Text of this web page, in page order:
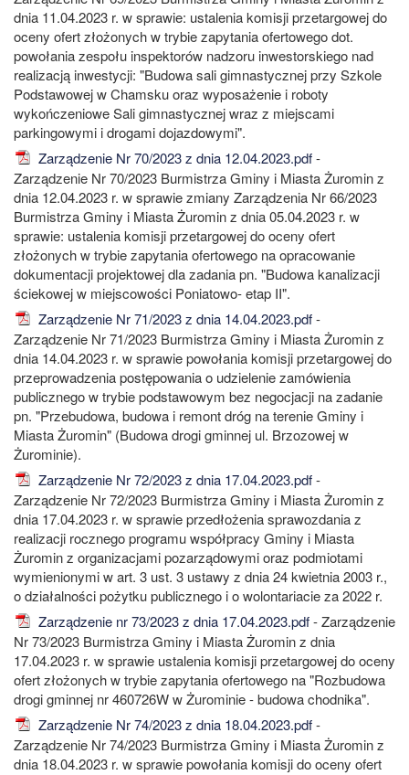
dnia 11.04.2023 r. w sprawie: ustalenia komisji przetargowej do
oceny ofert złożonych w trybie zapytania ofertowego dot.
powołania zespołu inspektorów nadzoru inwestorskiego nad
realizacją inwestycji: "Budowa sali gimnastycznej przy Szkole
Podstawowej w Chamsku oraz wyposażenie i roboty
wykończeniowe Sali gimnastycznej wraz z miejscami
parkingowymi i drogami dojazdowymi".
Zarządzenie Nr 70/2023 z dnia 12.04.2023.pdf-
Zarządzenie Nr 70/2023 Burmistrza Gminy i Miasta Żuromin z
dnia 12.04.2023 r. w sprawie zmiany Zarządzenia Nr 66/2023
Burmistrza Gminy i Miasta Żuromin z dnia 05.04.2023 r. w
sprawie: ustalenia komisji przetargowej do oceny ofert
złożonych w trybie zapytania ofertowego na opracowanie
dokumentacji projektowej dla zadania pn. "Budowa kanalizacji
ściekowej w miejscowości Poniatowo- etap II".
Zarządzenie Nr 71/2023 z dnia 14.04.2023.pdf-
Zarządzenie Nr 71/2023 Burmistrza Gminy i Miasta Żuromin z
dnia 14.04.2023 r. w sprawie powołania komisji przetargowej do
przeprowadzenia postępowania o udzielenie zamówienia
publicznego w trybie podstawowym bez negocjacji na zadanie
pn. "Przebudowa, budowa i remont dróg na terenie Gminy i
Miasta Żuromin" (Budowa drogi gminnej ul. Brzozowej w
Żurominie).
Zarządzenie Nr 72/2023 z dnia 17.04.2023.pdf-
Zarządzenie Nr 72/2023 Burmistrza Gminy i Miasta Żuromin z
dnia 17.04.2023 r. w sprawie przedłożenia sprawozdania z
realizacji rocznego programu współpracy Gminy i Miasta
Żuromin z organizacjami pozarządowymi oraz podmiotami
wymienionymi w art. 3 ust. 3 ustawy z dnia 24 kwietnia 2003 r.,
o działalności pożytku publicznego i o wolontariacie za 2022 r.
Zarządzenie nr 73/2023 z dnia 17.04.2023.pdf- Zarządzenie
Nr 73/2023 Burmistrza Gminy i Miasta Żuromin z dnia
17.04.2023 r. w sprawie ustalenia komisji przetargowej do oceny
ofert złożonych w trybie zapytania ofertowego na "Rozbudowa
drogi gminnej nr 460726W w Żurominie - budowa chodnika".
Zarządzenie Nr 74/2023 z dnia 18.04.2023.pdf-
Zarządzenie Nr 74/2023 Burmistrza Gminy i Miasta Żuromin z
dnia 18.04.2023 r. w sprawie powołania komisji do oceny ofert